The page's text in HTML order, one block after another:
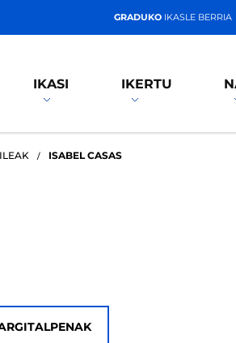
GRADUKO IKASLE BERRIA
IKASI IKERTU
ISABEL CASAS